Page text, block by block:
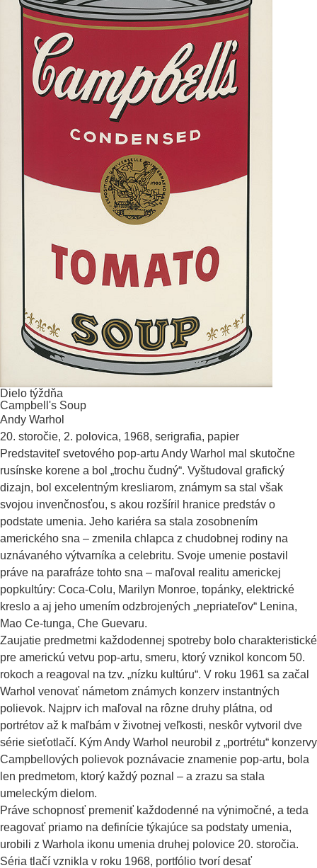
Dielo týždňa
Campbell's Soup
Andy Warhol
20. storočie, 2. polovica, 1968, serigrafia, papier
Predstaviteľ svetového pop-artu Andy Warhol mal skutočne
rusínske korene a bol „trochu čudný“. Vyštudoval grafický
dizajn, bol excelentným kresliarom, známym sa stal však
svojou invenčnosťou, s akou rozšíril hranice predstáv o
podstate umenia. Jeho kariéra sa stala zosobnením
amerického sna – zmenila chlapca z chudobnej rodiny na
uznávaného výtvarníka a celebritu. Svoje umenie postavil
práve na parafráze tohto sna – maľoval realitu americkej
popkultúry: Coca-Colu, Marilyn Monroe, topánky, elektrické
kreslo a aj jeho umením odzbrojených „nepriateľov“ Lenina,
Mao Ce-tunga, Che Guevaru.
Zaujatie predmetmi každodennej spotreby bolo charakteristické
pre americkú vetvu pop-artu, smeru, ktorý vznikol koncom 50.
rokoch a reagoval na tzv. „nízku kultúru“. V roku 1961 sa začal
Warhol venovať námetom známych konzerv instantných
polievok. Najprv ich maľoval na rôzne druhy plátna, od
portrétov až k maľbám v životnej veľkosti, neskôr vytvoril dve
série sieťotlačí. Kým Andy Warhol neurobil z „portrétu“ konzervy
Campbellových polievok poznávacie znamenie pop-artu, bola
len predmetom, ktorý každý poznal – a zrazu sa stala
umeleckým dielom.
Práve schopnosť premeniť každodenné na výnimočné, a teda
reagovať priamo na definície týkajúce sa podstaty umenia,
urobili z Warhola ikonu umenia druhej polovice 20. storočia.
Séria tlačí vznikla v roku 1968, portfólio tvorí desať